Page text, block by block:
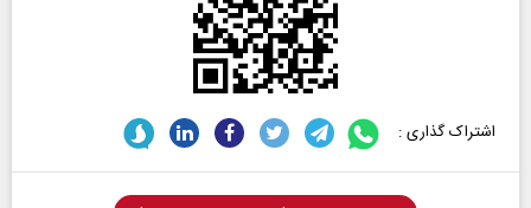
اشتراک گذاری :